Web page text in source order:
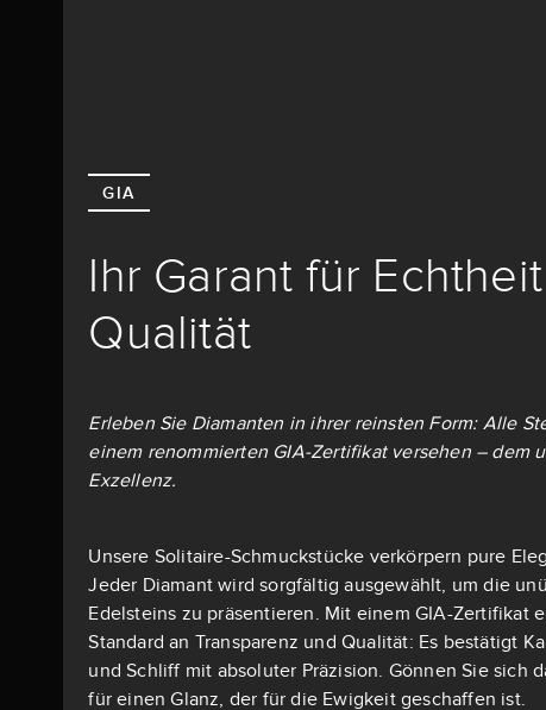
GIA
Ihr Garant für
Qualität
Erleben Sie Diamanten in ihrer reinsten Form: Alle
einem renommierten GIA-Zertifikat versehen – dem
Exzellenz.
Unsere Solitaire-Schmuckstücke verkörpern pure
Jeder Diamant wird sorgfältig ausgewählt, um die
Edelsteins zu präsentieren. Mit einem GIA-Zertifikat
Standard an Transparenz und Qualität: Es bestätigt
und Schliff mit absoluter Präzision. Gönnen Sie sich
für einen Glanz, der für die Ewigkeit geschaffen ist.